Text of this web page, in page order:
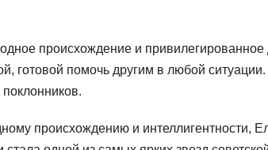
происхождение и
готовой помочь другим в любой
происхождению и интеллигентности,